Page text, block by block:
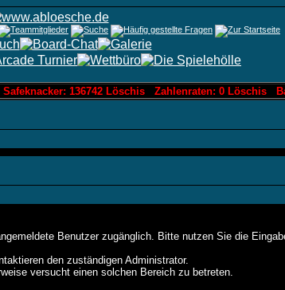
136742 Löschis Zahlenraten: 0 Löschis
Benutzer zugänglich. Bitte nutzen Sie die
den zuständigen Administrator.
versucht einen solchen Bereich zu betreten.